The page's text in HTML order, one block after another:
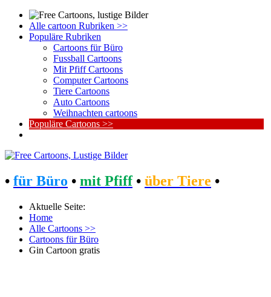
Alle cartoon Rubriken >>
Populäre Rubriken
Cartoons für Büro
Fussball Cartoons
Mit Pfiff Cartoons
Computer Cartoons
Tiere Cartoons
Auto Cartoons
Weihnachten cartoons
Populäre Cartoons >>
• für Büro • mit Pfiff• über Tiere •
Aktuelle Seite:
Home
Alle Cartoons >>
Cartoons für Büro
Gin Cartoon gratis